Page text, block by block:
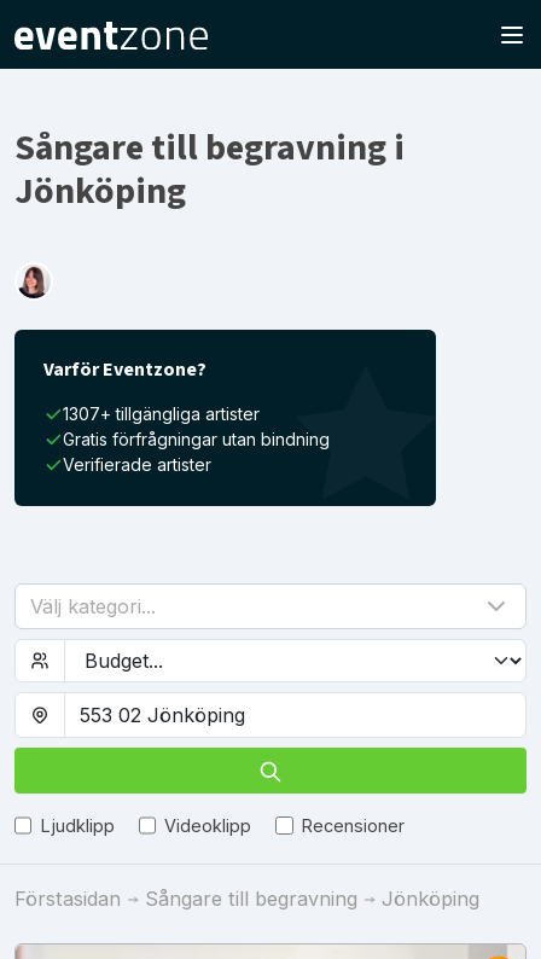
Sångare till begravning i
Jönköping
Varför Eventzone?
1307+ tillgängliga artister
Gratis förfrågningar utan bindning
Verifierade artister
Välj kategori...
Ljudklipp Videoklipp Recensioner
Förstasidan Sångare till begravning Jönköping